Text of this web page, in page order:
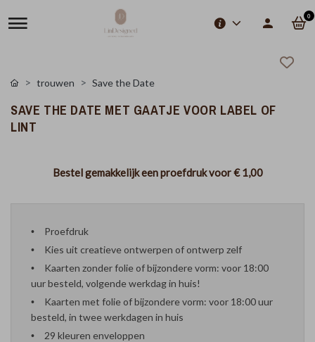
0
trouwen Save the Date
SAVE THE DATE MET GAATJE VOOR LABEL OF
LINT
Bestel gemakkelijk een proefdruk voor€ 1,00
Proefdruk
Kies uit creatieve ontwerpen of ontwerp zelf
Kaarten zonder folie of bijzondere vorm: voor 18:00
uur besteld, volgende werkdag in huis!
Kaarten met folie of bijzondere vorm: voor 18:00 uur
besteld, in twee werkdagen in huis
29 kleuren enveloppen